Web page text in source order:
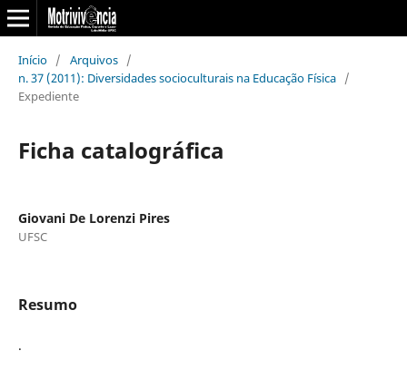
Início / Arquivos /
n. 37 (2011): Diversidades socioculturais na Educação Física /
Expediente
Ficha catalográfica
Giovani De Lorenzi Pires
UFSC
Resumo
.